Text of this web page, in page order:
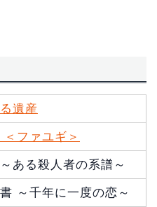
遺産
ファユギ＞
ある殺人者の系譜～
～千年に一度の恋～